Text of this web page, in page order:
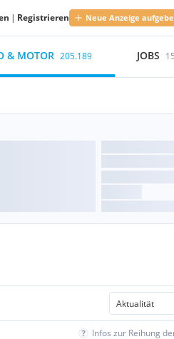
| Registrieren Neue Anzeige
& MOTOR 205.189 JOBS
Infos zur Reihung